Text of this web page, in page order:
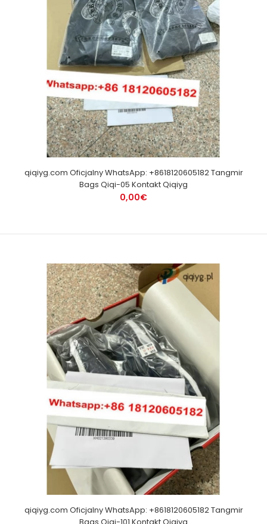
qiqiyg.com Oficjalny WhatsApp: +8618120605182 Tangmir
Bags Qiqi-05 Kontakt Qiqiyg
0,00€
qiqiyg.com Oficjalny WhatsApp: +8618120605182 Tangmir